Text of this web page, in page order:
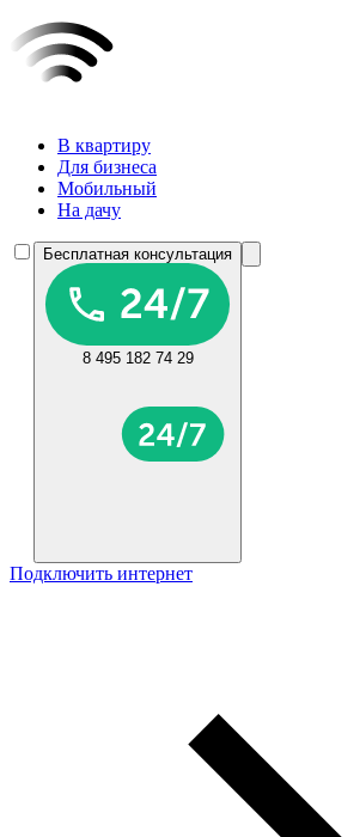
В квартиру
Для бизнеса
Мобильный
На дачу
Бесплатная консультация
8 495 182 74 29
Подключить интернет